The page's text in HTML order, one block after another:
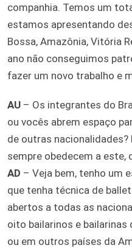
companhia. Temos um
estamos apresentando
Bossa, Amazônia, Vitória
ano não conseguimos
fazer um novo trabalho e
AU – Os integrantes do
ou vocês abrem espaço
de outras
sempre obedecem a este,
AD – Veja bem, tenho um
que tenha técnica de
abertos a todas as
oito bailarinos e bailarinas
ou em outros países da